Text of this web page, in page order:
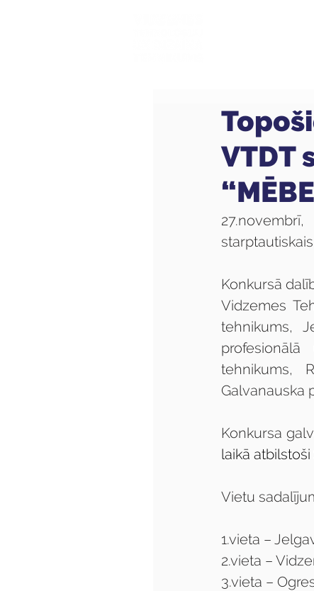
VTDT
Konkursā
Vidzemes
tehnikums,
tehnikums,
Galvanauska
Konkursa
laikā
Vietu
1.vieta –
2.vieta –
3.vieta –